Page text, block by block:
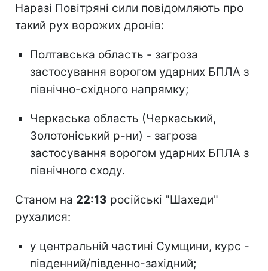
Наразі Повітряні сили повідомляють про
такий рух ворожих дронів:
Полтавська область - загроза
застосування ворогом ударних БПЛА з
північно-східного напрямку;
Черкаська область (Черкаський,
Золотоніський р-ни) - загроза
застосування ворогом ударних БПЛА з
північного сходу.
Станом на 22:13 російські "Шахеди"
рухалися:
у центральній частині Сумщини, курс -
південний/південно-західний;